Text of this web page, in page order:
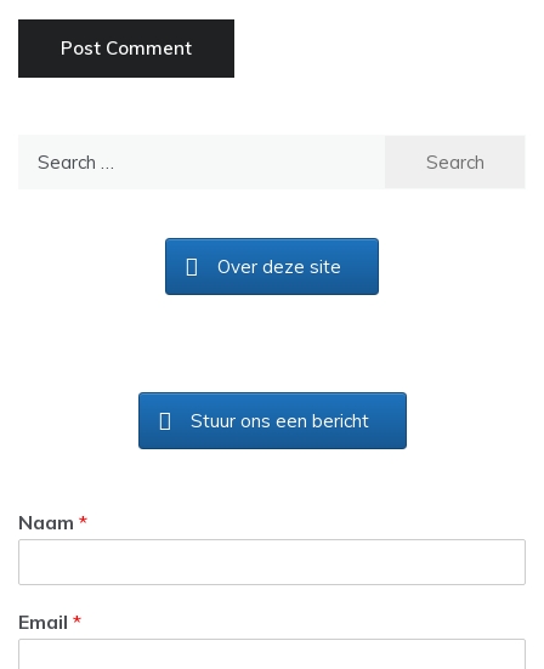
Over deze site
Stuur ons een bericht
Naam *
Email *